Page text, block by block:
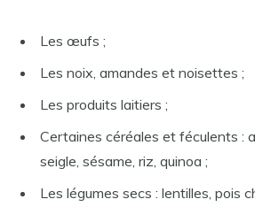
Les œufs ;
Les noix, amandes et noisettes ;
Les produits laitiers ;
Certaines céréales et féculents :
seigle, sésame, riz, quinoa ;
Les légumes secs : lentilles, pois